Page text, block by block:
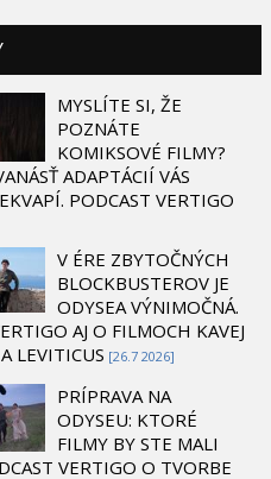
MYSLÍTE SI, ŽE
POZNÁTE
KOMIKSOVÉ FILMY?
ADAPTÁCIÍ VÁS
PODCAST VERTIGO
V ÉRE ZBYTOČNÝCH
BLOCKBUSTEROV JE
ODYSEA VÝNIMOČNÁ.
AJ O FILMOCH KAVEJ
LEVITICUS [26.7 2026]
PRÍPRAVA NA
ODYSEU: KTORÉ
FILMY BY STE MALI
VERTIGO O TVORBE